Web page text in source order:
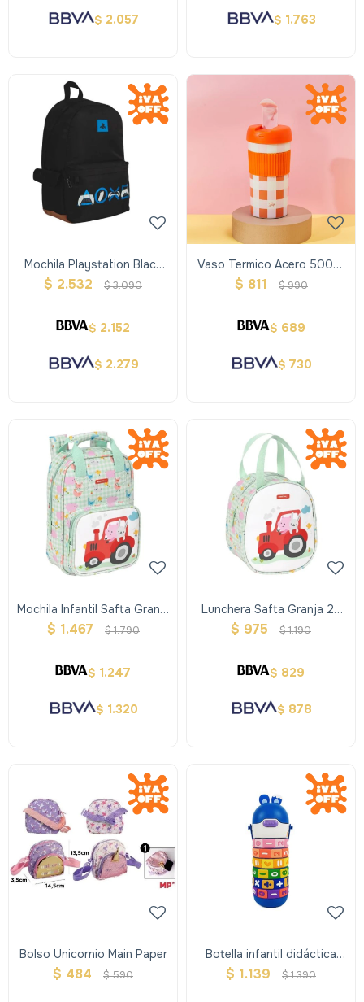
$ 2.057 $ 1.763
Mochila Playstation Black
Mooving
$ 2.532 $3.090
$ 2.152
$ 2.279
Vaso Termico Acero 500ml
- Fw Color Block
$ 811 $990
$ 689
$ 730
Mochila Infantil Safta Granja
De Espalda 28 Cm
$ 1.467 $1.790
$ 1.247
$ 1.320
Lunchera Safta Granja 22
Cm
$ 975 $1.190
$ 829
$ 878
Bolso Unicornio Main Paper
$ 484 $ 590
Botella infantil didáctica
matemática - Azul
$ 1.139 $1.390